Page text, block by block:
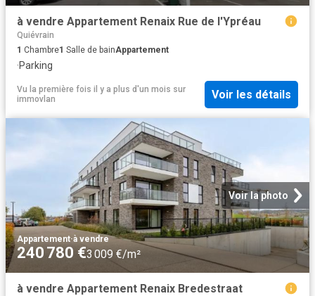
à vendre Appartement Renaix Rue de l'Ypréau
Quiévrain
1 Chambre1 Salle de bainAppartement
·Parking
Vu la première fois il y a plus d'un mois sur
immovlan
Voir les détails
Voir la photo
Appartement·à vendre
240 780 €3 009 €/m²
à vendre Appartement Renaix Bredestraat